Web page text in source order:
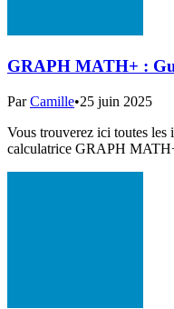
GRAPH MATH+ :
ParCamille•25 juin 2025
Vous trouverez ici toutes les
calculatrice GRAPH